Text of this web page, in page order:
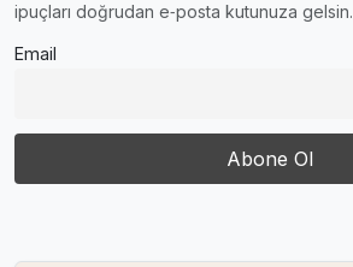
ipuçları doğrudan e‑posta kutunuza gelsin.
Email